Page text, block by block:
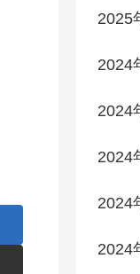
2025
2024
2024
2024
2024
2024